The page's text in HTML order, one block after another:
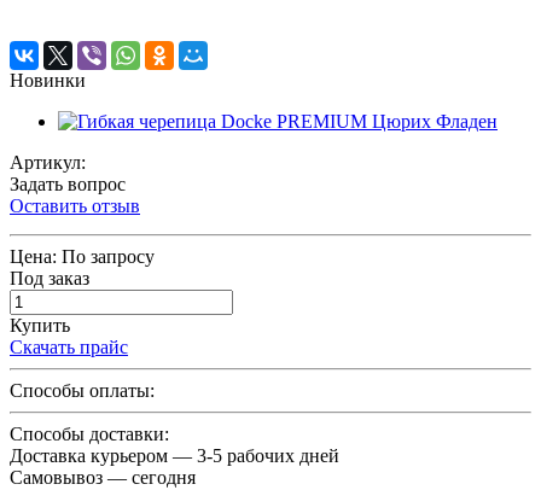
Новинки
Артикул:
Задать вопрос
Оставить отзыв
Цена: По запросу
Под заказ
Купить
Скачать прайс
Способы оплаты:
Способы доставки:
Доставка курьером — 3-5 рабочих дней
Самовывоз — сегодня